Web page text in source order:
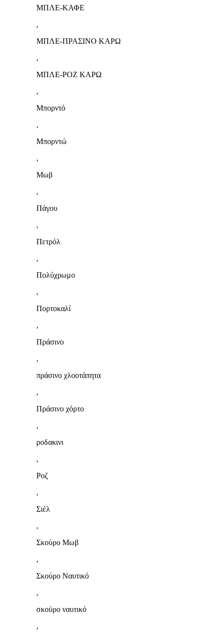
ΜΠΛΕ-ΚΑΦΕ
,
ΜΠΛΕ-ΠΡΑΣΙΝΟ ΚΑΡΩ
,
ΜΠΛΕ-ΡΟΖ ΚΑΡΩ
,
Μπορντό
,
Μπορντώ
,
Μωβ
,
Πάγου
,
Πετρόλ
,
Πολύχρωμο
,
Πορτοκαλί
,
Πράσινο
,
πράσινο χλοοτάπητα
,
Πράσινο χόρτο
,
ροδακινι
,
Ροζ
,
Σιέλ
,
Σκούρο Μωβ
,
Σκούρο Ναυτικό
,
σκούρο ναυτικό
,